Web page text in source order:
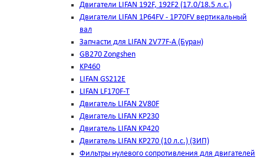
Двигатели LIFAN 192F, 192F2 (17.0/18.5 л.с.)
Двигатели LIFAN 1Р64FV - 1Р70FV вертикальный
вал
Запчасти для LIFAN 2V77F-A (Буран)
GB270 Zongshen
KP460
LIFAN GS212E
LIFAN LF170F-T
Двигатель LIFAN 2V80F
Двигатель LIFAN KP230
Двигатель LIFAN KP420
Двигатель LIFAN KP270 (10 л.с.) (ЗИП)
Фильтры нулевого сопротивления для двигателей